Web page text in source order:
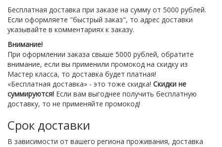
Бесплатная доставка при заказе на сумму от 5000 рублей.
Если оформляете "быстрый заказ", то адрес доставки
указывайте в комментариях к заказу.
Внимание!
При оформлении заказа свыше 5000 рублей, обратите
внимание, если вы применили промокод на скидку из
Мастер класса, то доставка будет платная!
«Бесплатная доставка» - это тоже скидка! Скидки не
суммируются! Если вам выгоднее получить бесплатную
доставку, то не применяйте промокод!
Срок доставки
В зависимости от вашего региона проживания, доставка